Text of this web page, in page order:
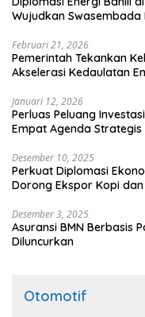
Wujudkan Swasembada
Februari 21, 2026
Pemerintah Tekankan
Akselerasi Kedaulatan
Januari 12, 2026
Perluas Peluang
Empat Agenda Strategis
Desember 10, 2025
Perkuat Diplomasi
Dorong Ekspor Kopi
Desember 3, 2025
Asuransi BMN Berbasis
Diluncurkan
Otomotif